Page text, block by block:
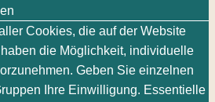
Cookies, die auf der Website
die Möglichkeit, individuelle
Geben Sie einzelnen
Ihre Einwilligung. Essentielle